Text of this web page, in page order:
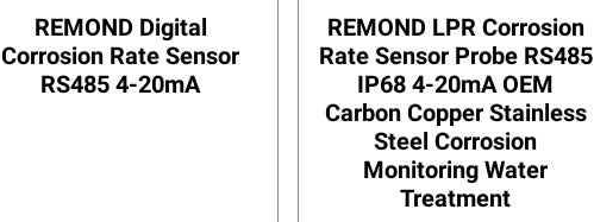
REMOND Digital
Corrosion Rate Sensor
RS485 4-20mA
REMOND LPR Corrosion
Rate Sensor Probe RS485
IP68 4-20mA OEM
Carbon Copper Stainless
Steel Corrosion
Monitoring Water
Treatment